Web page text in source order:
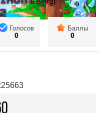
Голосов
0
Баллы
0